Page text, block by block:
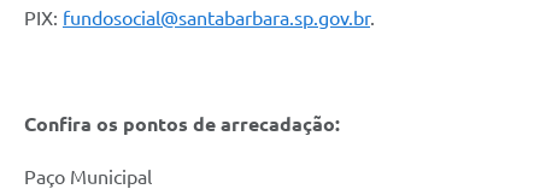
PIX: fundosocial@santabarbara.sp.gov.br.
Confira os pontos de arrecadação:
Paço Municipal